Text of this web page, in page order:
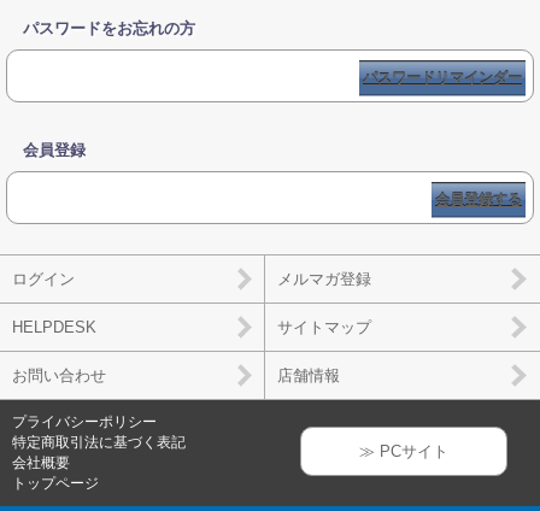
パスワードをお忘れの方
パスワードリマインダー
会員登録
会員登録する
ログイン メルマガ登録
HELPDESK サイトマップ
お問い合わせ 店舗情報
プライバシーポリシー
特定商取引法に基づく表記
会社概要
トップページ
≫ PCサイト